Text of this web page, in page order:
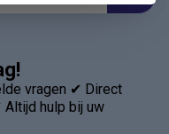
vragen ✔ Direct
hulp bij uw